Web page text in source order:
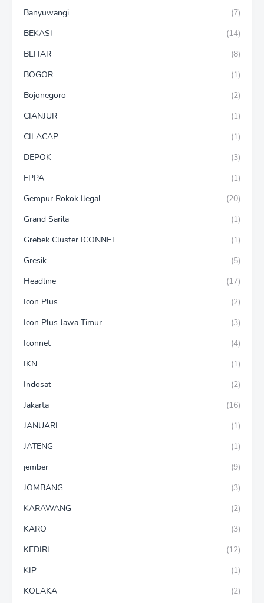
Banyuwangi
(7)
BEKASI
(14)
BLITAR
(8)
BOGOR
(1)
Bojonegoro
(2)
CIANJUR
(1)
CILACAP
(1)
DEPOK
(3)
FPPA
(1)
Gempur Rokok Ilegal
(20)
Grand Sarila
(1)
Grebek Cluster ICONNET
(1)
Gresik
(5)
Headline
(17)
Icon Plus
(2)
Icon Plus Jawa Timur
(3)
Iconnet
(4)
IKN
(1)
Indosat
(2)
Jakarta
(16)
JANUARI
(1)
JATENG
(1)
jember
(9)
JOMBANG
(3)
KARAWANG
(2)
KARO
(3)
KEDIRI
(12)
KIP
(1)
KOLAKA
(2)